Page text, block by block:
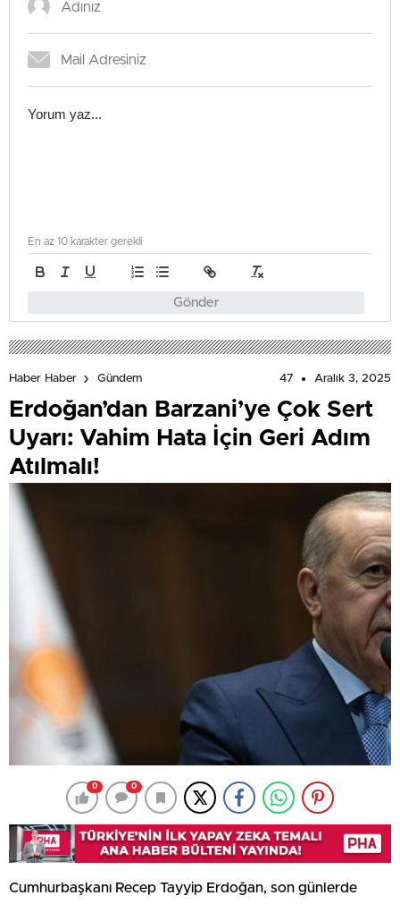
Gönder
En az 10 karakter gerekli
Haber Haber Gündem 47 Aralık 3, 2025
Erdoğan’dan Barzani’ye Çok Sert
Uyarı: Vahim Hata İçin Geri Adım
Atılmalı!
0 0
Cumhurbaşkanı Recep Tayyip Erdoğan, son günlerde